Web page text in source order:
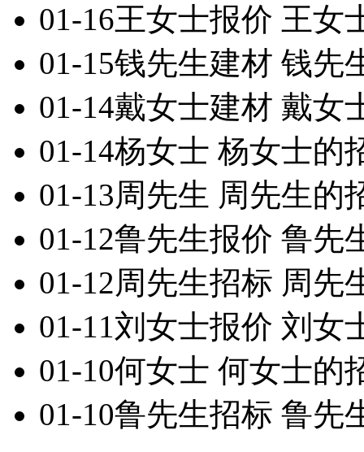
01-16王女士报价 王女
01-15钱先生建材 钱先
01-14戴女士建材 戴女
01-14杨女士 杨女士的
01-13周先生 周先生的
01-12鲁先生报价 鲁先
01-12周先生招标 周先
01-11刘女士报价 刘女
01-10何女士 何女士的
01-10鲁先生招标 鲁先